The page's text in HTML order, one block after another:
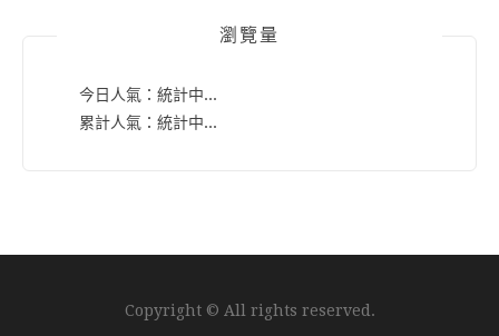
瀏覽量
今日人氣： 統計中...
累計人氣： 統計中...
Copyright © All rights reserved.